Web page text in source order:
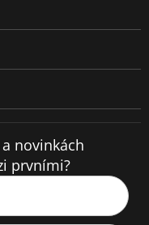
novinkách
prvními?